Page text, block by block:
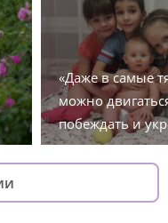
«Даже в самые
можно
побеждать и